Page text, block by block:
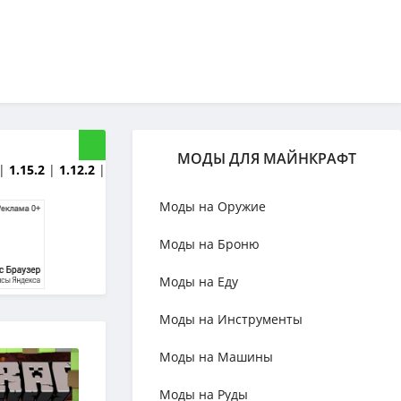
1.15.2 | 1.12.2 |
МОДЫ ДЛЯ МАЙНКРАФТ
Моды на Оружие
Моды на Броню
Моды на Еду
Моды на Инструменты
Моды на Машины
Моды на Руды